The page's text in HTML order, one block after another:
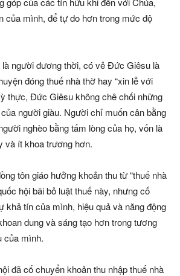
của mình, để tự do hơn trong mức độ
là người đương thời, có vẻ Đức Giêsu là
đóng thuế nhà thờ hay “xin lễ với
thực, Đức Giêsu không chê chối những
người giàu. Người chỉ muốn cân bằng
nghèo bằng tấm lòng của họ, vốn là
và ít khoa trương hơn.
tôn giáo hưởng khoản thu từ “thuế nhà
hội bãi bỏ luật thuế này, nhưng cố
khả tín của mình, hiệu quả và năng động
dung và sáng tạo hơn trong tương
của mình.
đã cố chuyển khoản thu nhập thuế nhà